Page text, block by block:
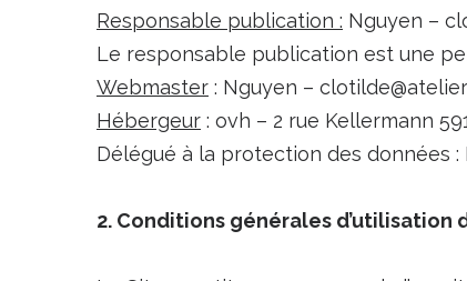
Responsable publication : Nguyen –
Le responsable publication est une
Webmaster : Nguyen –
Hébergeur : ovh – 2 rue Kellermann
Délégué à la protection des données
2. Conditions générales d’utilisation